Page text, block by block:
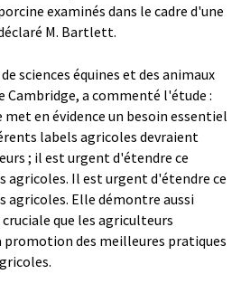
examinés dans le cadre d'une
M. Bartlett.
sciences équines et des animaux
Cambridge, a commenté l'étude :
en évidence un besoin essentiel
labels agricoles devraient
; il est urgent d'étendre ce
agricoles. Il est urgent d'étendre ce
agricoles. Elle démontre aussi
que les agriculteurs
promotion des meilleures pratiques